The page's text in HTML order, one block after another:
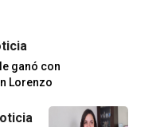
ganó con
Lorenzo